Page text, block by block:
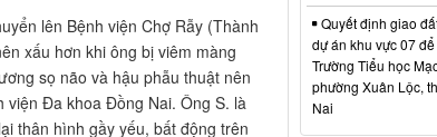
lên Bệnh viện Chợ Rẫy (Thành
xấu hơn khi ông bị viêm màng
sọ não và hậu phẫu thuật nên
viện Đa khoa Đồng Nai. Ông S. là
thân hình gầy yếu, bất động trên
Quyết định giao
dự án khu vực 07
Trường Tiểu học
phường Xuân Lộc,
Nai